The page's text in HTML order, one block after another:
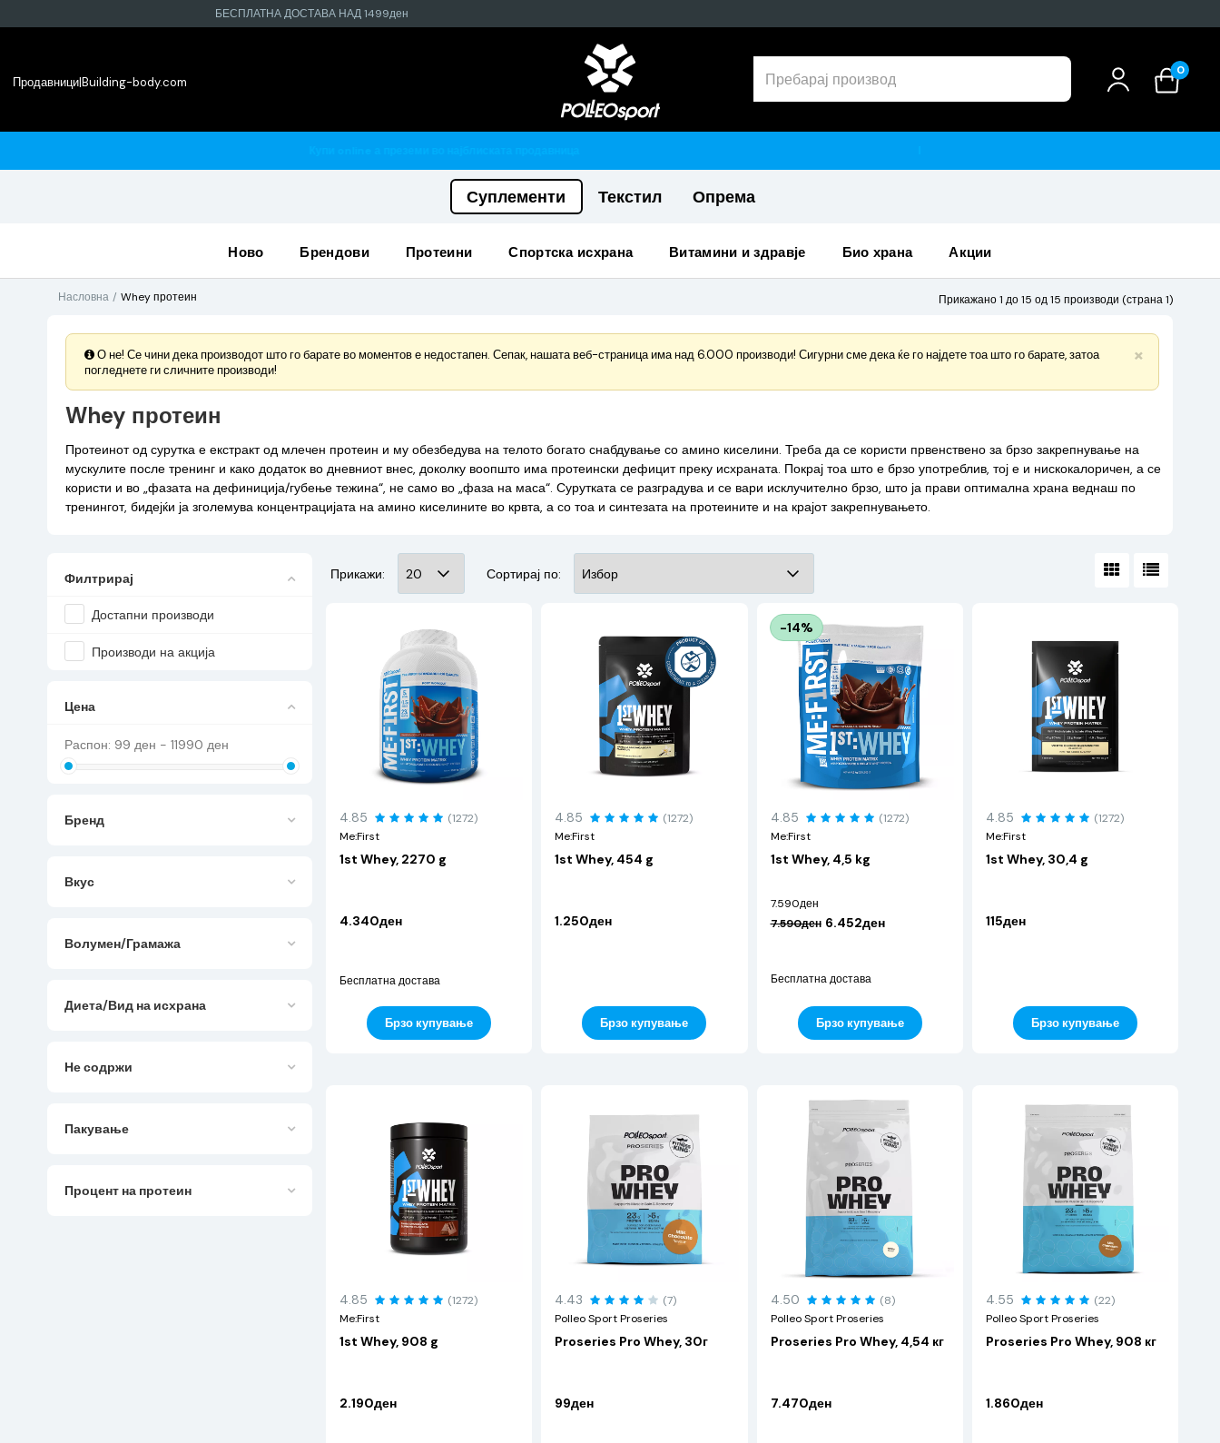
БЕСПЛАТНА ДОСТАВА НАД 1499ден
Продавници|Building-body.com
0
Суплементи Текстил Опрема
ново брендови протеини спортска исхрана витамини и здравје био храна акции
Насловна Whey протеин Прикажано 1 до 15 од 15 производи (страна 1)
О не! Се чини дека производот што го барате во моментов е недостапен. Сепак, нашата веб-страница има над 6.000 производи! Сигурни сме дека ќе го најдете тоа што го барате, затоа
погледнете ги сличните производи!
×
Whey протеин
Протеинот од сурутка е екстракт од млечен протеин и му обезбедува на телото богато снабдување со амино киселини. Треба да се користи првенствено за брзо закрепнување на
мускулите после тренинг и како додаток во дневниот внес, доколку воопшто има протеински дефицит преку исхраната. Покрај тоа што е брзо употреблив, тој е и нискокалоричен, а се
користи и во „фазата на дефиниција/губење тежина“, не само во „фаза на маса“. Сурутката се разградува и се вари исклучително брзо, што ја прави оптимална храна веднаш по
тренингот, бидејќи ја зголемува концентрацијата на амино киселините во крвта, а со тоа и синтезата на протеините и на крајот закрепнувањето.
Филтрирај
Достапни производи
Производи на акција
Цена
Распон: 99 ден - 11990 ден
Бренд
Вкус
Волумен/Грамажа
Диета/Вид на исхрана
Не содржи
Пакување
Процент на протеин
Прикажи: Сортирај по:
4.85
(1272)
Me:First
1st Whey, 2270 g
4.340ден
Бесплатна достава
Брзо купување
4.85
(1272)
Me:First
1st Whey, 454 g
1.250ден
Брзо купување
-14%
4.85
(1272)
Me:First
1st Whey, 4,5 kg
7.590ден
7.590ден 6.452ден
Бесплатна достава
Брзо купување
4.85
(1272)
Me:First
1st Whey, 30,4 g
115ден
Брзо купување
4.85
(1272)
Me:First
1st Whey, 908 g
2.190ден
4.43
(7)
Polleo Sport Proseries
Proseries Pro Whey, 30г
99ден
4.50
(8)
Polleo Sport Proseries
Proseries Pro Whey, 4,54 кг
7.470ден
4.55
(22)
Polleo Sport Proseries
Proseries Pro Whey, 908 кг
1.860ден